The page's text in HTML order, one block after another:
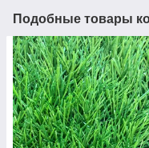
Подобные товары